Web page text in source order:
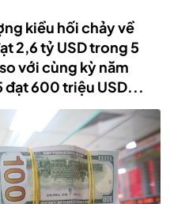
kiều hối chảy về
2,6 tỷ USD trong 5
với cùng kỳ năm
600 triệu USD...